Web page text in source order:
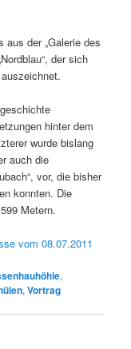
der „Galerie des
der sich
hinter dem
wurde bislang
auch die
vor, die bisher
konnten. Die
Metern.
vom 08.07.2011
,
,Vortrag